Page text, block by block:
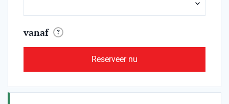
vanaf ?
Reserveer nu